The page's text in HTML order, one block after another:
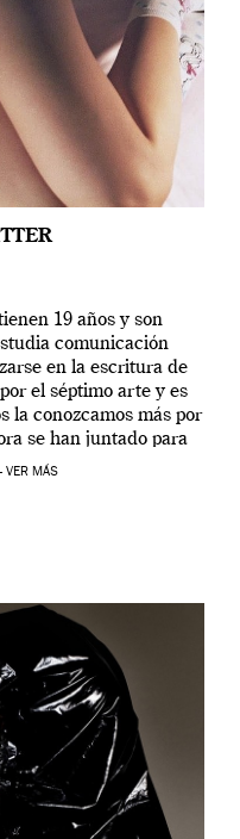
19 años y son
comunicación
en la escritura de
el séptimo arte y es
la conozcamos más por
se han juntado para
[…]
VER MÁS